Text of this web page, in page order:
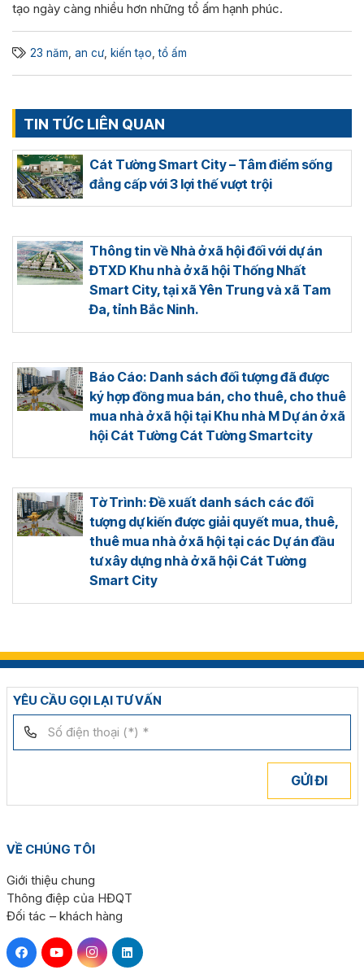
tạo ngày càng nhiều hơn những tổ ấm hạnh phúc.
23 năm ,an cư, kiến tạo ,tổ ấm
TIN TỨC LIÊN QUAN
Cát Tường Smart City – Tâm điểm sống
đẳng cấp với 3 lợi thế vượt trội
Thông tin về Nhà ở xã hội đối với dự án
ĐTXD Khu nhà ở xã hội Thống Nhất
Smart City, tại xã Yên Trung và xã Tam
Đa, tỉnh Bắc Ninh.
Báo Cáo: Danh sách đối tượng đã được
ký hợp đồng mua bán, cho thuê, cho thuê
mua nhà ở xã hội tại Khu nhà M Dự án ở xã
hội Cát Tường Cát Tường Smartcity
Tờ Trình: Đề xuất danh sách các đối
tượng dự kiến được giải quyết mua, thuê,
thuê mua nhà ở xã hội tại các Dự án đầu
tư xây dựng nhà ở xã hội Cát Tường
Smart City
YÊU CẦU GỌI LẠI TƯ VẤN
GỬI ĐI
VỀ CHÚNG TÔI
Giới thiệu chung
Thông điệp của HĐQT
Đối tác – khách hàng